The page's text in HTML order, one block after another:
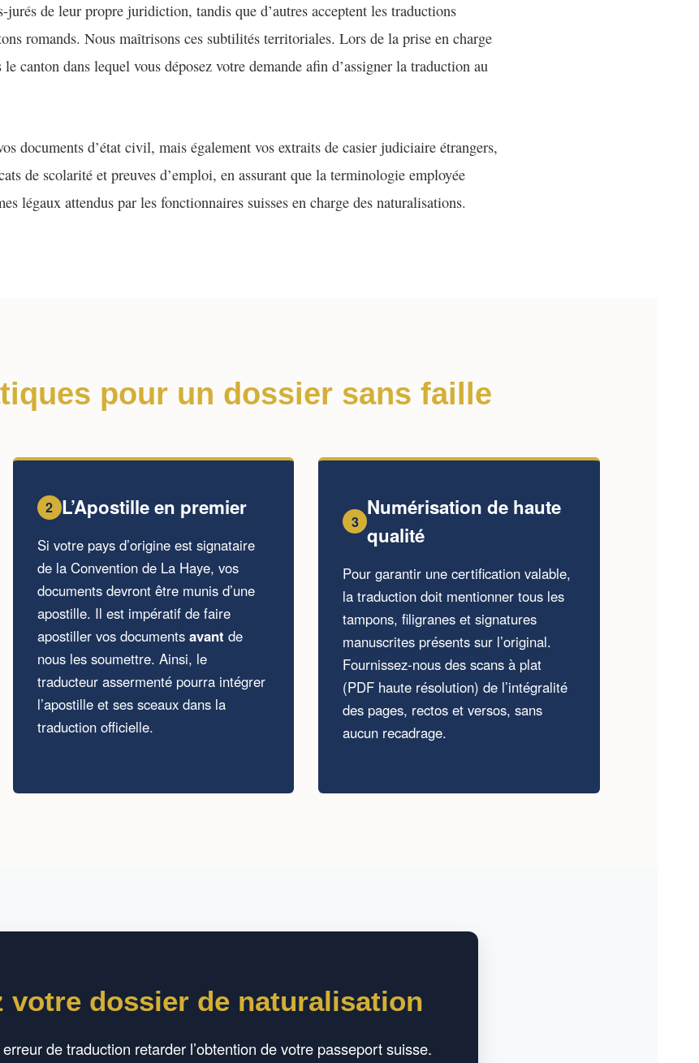
jurés de leur propre juridiction, tandis que d’autres acceptent les traductions
romands. Nous maîtrisons ces subtilités territoriales. Lors de la prise en charge
canton dans lequel vous déposez votre demande afin d’assigner la traduction au
documents d’état civil, mais également vos extraits de casier judiciaire étrangers,
de scolarité et preuves d’emploi, en assurant que la terminologie employée
légaux attendus par les fonctionnaires suisses en charge des naturalisations.
pour un dossier sans faille
2 L’Apostille en premier
Si votre pays d’origine est signataire
de la Convention de La Haye, vos
documents devront être munis d’une
apostille. Il est impératif de faire
apostiller vos documents avant de
nous les soumettre. Ainsi, le
traducteur assermenté pourra intégrer
l’apostille et ses sceaux dans la
traduction officielle.
3
Numérisation de haute
qualité
Pour garantir une certification valable,
la traduction doit mentionner tous les
tampons, filigranes et signatures
manuscrites présents sur l’original.
Fournissez-nous des scans à plat
(PDF haute résolution) de l’intégralité
des pages, rectos et versos, sans
aucun recadrage.
votre dossier de naturalisation
de traduction retarder l’obtention de votre passeport suisse.